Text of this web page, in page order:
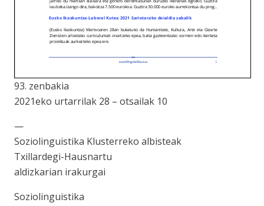
93. zenbakia
2021eko urtarrilak 28 – otsailak 10
—
Soziolinguistika Klusterreko albisteak
Txillardegi-Hausnartu
aldizkarian irakurgai
Soziolinguistika